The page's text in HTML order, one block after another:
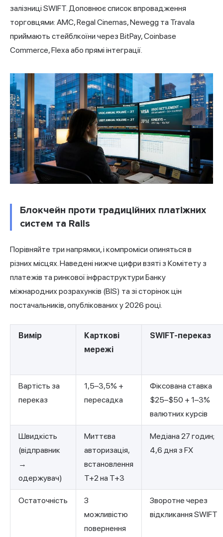
залізниці SWIFT. Доповнює список впровадження
торговцями: AMC, Regal Cinemas, Newegg та Travala
приймають стейблкоїни через BitPay, Coinbase
Commerce, Flexa або прямі інтеграції.
Блокчейн проти традиційних платіжних
систем та Rails
Порівняйте три напрямки, і компроміси опиняться в
різних місцях. Наведені нижче цифри взяті з Комітету з
платежів та ринкової інфраструктури Банку
міжнародних розрахунків (BIS) та зі сторінок цін
постачальників, опублікованих у 2026 році.
Вимір
Карткові
мережі
SWIFT-переказ
Вартість за
переказ
1,5–3,5% +
пересадка
Фіксована ставка
$25–$50 + 1–3%
валютних курсів
Швидкість
(відправник
→
одержувач)
Миттєва
авторизація,
встановлення
T+2 на T+3
Медіана 27 годин;
4,6 дня з FX
Остаточність
З
можливістю
повернення
Зворотне через
відкликання SWIFT